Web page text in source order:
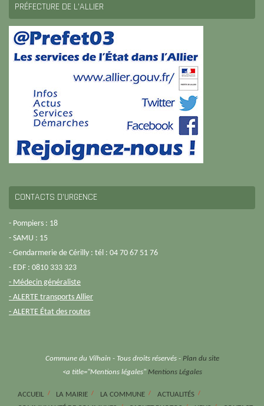
PRÉFECTURE DE L’ALLIER
CONTACTS D’URGENCE
- Pompiers : 18
- SAMU : 15
- Gendarmerie de Cérilly : tél : 04 70 67 51 76
- EDF : 0810 333 323
- Médecin généraliste
- ALERTE transports Allier
- ALERTE État des routes
Commune du Vilhain - Tous droits réservés - Plan du site
<a title="Mentions légales" Mentions Légales
ACCUEIL LA MAIRIE LA COMMUNE
ACTUALITÉS